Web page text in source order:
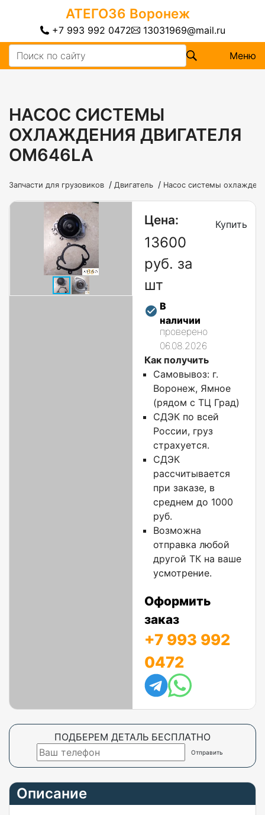
АТЕГО36 Воронеж
+7 993 992 0472 13031969@mail.ru
Меню
НАСОС СИСТЕМЫ
ОХЛАЖДЕНИЯ ДВИГАТЕЛЯ
OM646LA
Запчасти для грузовиков / Двигатель / Насос системы
Цена:
13600
руб. за
шт
В
наличии
проверено
06.08.2026
Купить
Как получить
Самовывоз: г.
Воронеж, Ямное
(рядом с ТЦ Град)
СДЭК по всей
России, груз
страхуется.
СДЭК
рассчитывается
при заказе, в
среднем до 1000
руб.
Возможна
отправка любой
другой ТК на ваше
усмотрение.
Оформить
заказ
+7 993 992
0472
ПОДБЕРЕМ ДЕТАЛЬ БЕСПЛАТНО
Описание